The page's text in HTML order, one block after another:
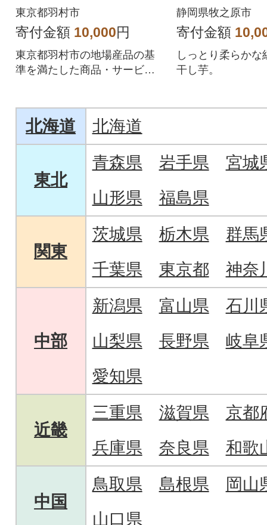
のみで利用可
東京都羽村市
寄付金額 10,000円
東京都羽村市の地場産品の基
準を満たした商品・サービス
す。東京都羽村市在住の方はP
ayPay商品券を受け取れません
のでご注意ください。
静岡県牧之原市
寄付金額
しっとり柔らかな
干し芋。
北海道 北海道
東北
青森県 岩手県
宮城
山形県
福島県
関東
茨城県 栃木県
群馬
千葉県
東京都 神奈
中部
新潟県 富山県
石川
山梨県
長野県
岐阜
愛知県
近畿
三重県 滋賀県
京都
兵庫県
奈良県 和歌
中国
鳥取県 島根県
岡山
山口県